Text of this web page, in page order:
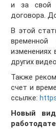
и за свой
договора.
В этой
изменениях
других
Также
счет и
ссылке:
Новый